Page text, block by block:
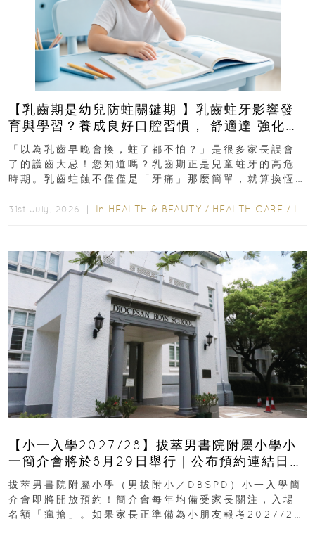
【乳齒期是幼兒防蛀關鍵期 】乳齒蛀牙影響發
育與學習？養成良好口腔習慣， 舒適達 強化琺
瑯質 兒童牙膏防護指南
「以為乳齒早晚會換，蛀了都不怕？」是很多家長誤會
了的護齒大忌！您知道嗎？乳齒期正是兒童蛀牙的高危
時期。乳齒蛀蝕不僅僅是「牙痛」那麼簡單，就算換恆
31st July, 2026 ｜ In HEALTH & BEAUTY / HEALTH CARE / LIFESTYLE
【小一入學2027/28】拔萃男書院附屬小學小
一簡介會將於8月29日舉行｜公布預約連結日期
｜更設有網上重溫
拔萃男書院附屬小學（男拔附小／DBSPD）小一入學簡
介會即將開放預約！簡介會每年均備受家長關注，入場
名額「瘋搶」。如果家長正準備為小朋友報考2027/28